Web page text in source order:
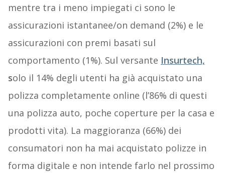
mentre tra i meno impiegati ci sono le
assicurazioni istantanee/on demand (2%) e le
assicurazioni con premi basati sul
comportamento (1%). Sul versante Insurtech,
solo il 14% degli utenti ha già acquistato una
polizza completamente online (l’86% di questi
una polizza auto, poche coperture per la casa e
prodotti vita). La maggioranza (66%) dei
consumatori non ha mai acquistato polizze in
forma digitale e non intende farlo nel prossimo